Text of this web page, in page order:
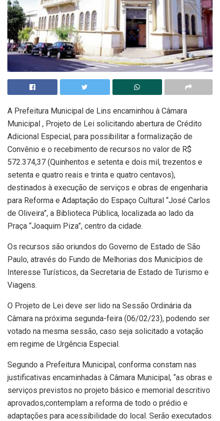
A Prefeitura Municipal de Lins encaminhou à Câmara
Municipal , Projeto de Lei solicitando abertura de Crédito
Adicional Especial, para possibilitar a formalização de
Convênio e o recebimento de recursos no valor de R$
572.374,37 (Quinhentos e setenta e dois mil, trezentos e
setenta e quatro reais e trinta e quatro centavos),
destinados à execução de serviços e obras de engenharia
para Reforma e Adaptação do Espaço Cultural “José Carlos
de Oliveira”, a Biblioteca Pública, localizada ao lado da
Praça “Joaquim Piza”, centro da cidade.
Os recursos são oriundos do Governo de Estado de São
Paulo, através do Fundo de Melhorias dos Municípios de
Interesse Turísticos, da Secretaria de Estado de Turismo e
Viagens.
O Projeto de Lei deve ser lido na Sessão Ordinária da
Câmara na próxima segunda-feira (06/02/23), podendo ser
votado na mesma sessão, caso seja solicitado a votação
em regime de Urgência Especial.
Segundo a Prefeitura Municipal, conforma constam nas
justificativas encaminhadas à Câmara Municipal, “as obras e
serviços previstos no projeto básico e memorial descritivo
aprovados,contemplam a reforma de todo o prédio e
adaptações para acessibilidade do local. Serão executados